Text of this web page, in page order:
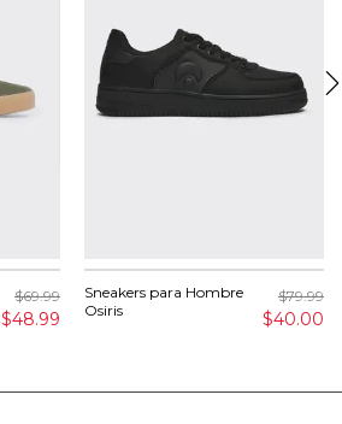
$69.99
$48.99
Sneakers para Hombre
Osiris
$79.99
$40.00